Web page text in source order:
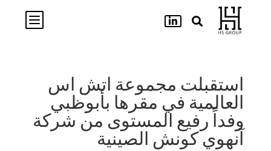


b
استقبلت مجموعة اتش اس
العالمية في مقرها بأبوظبي
وفداً رفيع المستوى من شركة
آنهوي كونش الصينية